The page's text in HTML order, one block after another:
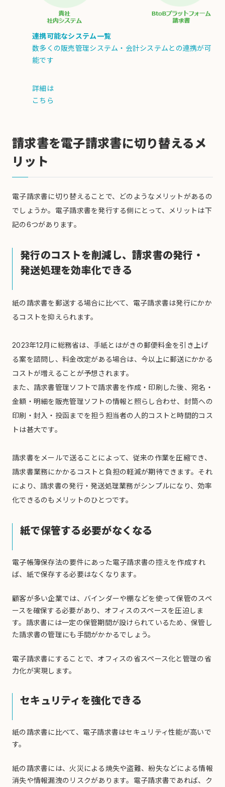
連携可能なシステム一覧
数多くの販売管理システム・会計システムとの連携が可
能です
詳細は
こちら
請求書を電子請求書に切り替えるメ
リット
電子請求書に切り替えることで、どのようなメリットがあるの
でしょうか。電子請求書を発行する側にとって、メリットは下
記の6つがあります。
発行のコストを削減し、請求書の発行・
発送処理を効率化できる
紙の請求書を郵送する場合に比べて、電子請求書は発行にかか
るコストを抑えられます。
2023年12月に総務省は、手紙とはがきの郵便料金を引き上げ
る案を諮問し、料金改定がある場合は、今以上に郵送にかかる
コストが増えることが予想されます。
また、請求書管理ソフトで請求書を作成・印刷した後、宛名・
金額・明細を販売管理ソフトの情報と照らし合わせ、封筒への
印刷・封入・投函までを担う担当者の人的コストと時間的コス
トは甚大です。
請求書をメールで送ることによって、従来の作業を圧縮でき、
請求書業務にかかるコストと負担の軽減が期待できます。それ
により、請求書の発行・発送処理業務がシンプルになり、効率
化できるのもメリットのひとつです。
紙で保管する必要がなくなる
電子帳簿保存法の要件にあった電子請求書の控えを作成すれ
ば、紙で保存する必要はなくなります。
顧客が多い企業では、バインダーや棚などを使って保管のスペ
ースを確保する必要があり、オフィスのスペースを圧迫しま
す。請求書には一定の保管期間が設けられているため、保管し
た請求書の管理にも手間がかかるでしょう。
電子請求書にすることで、オフィスの省スペース化と管理の省
力化が実現します。
セキュリティを強化できる
紙の請求書に比べて、電子請求書はセキュリティ性能が高いで
す。
紙の請求書には、火災による焼失や盗難、紛失などによる情報
消失や情報漏洩のリスクがあります。電子請求書であれば、ク